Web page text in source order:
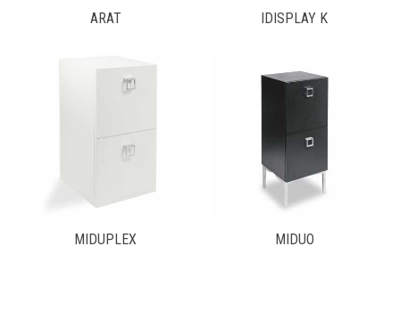
ARAT IDISPLAY K
MIDUPLEX MIDUO